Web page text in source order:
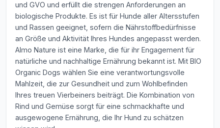
und GVO und erfüllt die strengen Anforderungen an
biologische Produkte. Es ist für Hunde aller Altersstufen
und Rassen geeignet, sofern die Nährstoffbedürfnisse
an Größe und Aktivität Ihres Hundes angepasst werden.
Almo Nature ist eine Marke, die für ihr Engagement für
natürliche und nachhaltige Ernährung bekannt ist. Mit BIO
Organic Dogs wählen Sie eine verantwortungsvolle
Mahlzeit, die zur Gesundheit und zum Wohlbefinden
Ihres treuen Vierbeiners beiträgt. Die Kombination von
Rind und Gemüse sorgt für eine schmackhafte und
ausgewogene Ernährung, die Ihr Hund zu schätzen